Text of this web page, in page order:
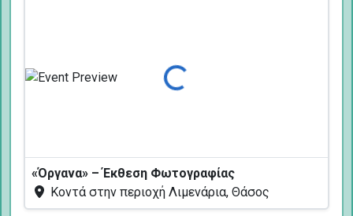
Φόρτωση...
«Όργανα» – Έκθεση Φωτογραφίας
Κοντά στην περιοχή Λιμενάρια, Θάσος